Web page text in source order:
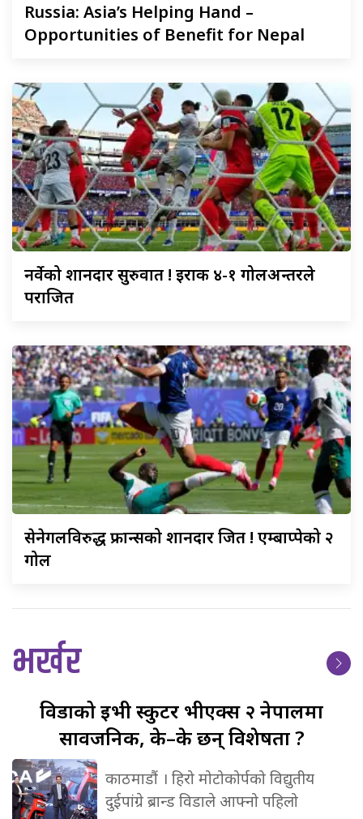
Russia: Asia’s Helping Hand –
Opportunities of Benefit for Nepal
नर्वेकोशानदार सुरुवात ! इराक ४-१ गोलअन्तरले
पराजित
सेनेगलविरुद्धफ्रान्सको शानदार जित ! एम्बाप्पेको २
गोल
भर्खर
विडाकोईभी स्कुटर भीएक्स २ नेपालमा
सार्वजनिक, के–के छन् विशेषता ?
काठमाडौं । हिरो मोटोकोर्पको विद्युतीय
दुईपांग्रे ब्रान्ड विडाले आफ्नो पहिलो